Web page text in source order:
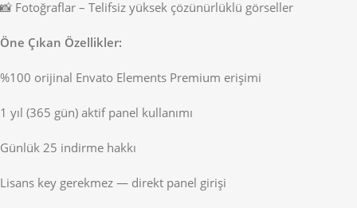
📸 Fotoğraflar – Telifsiz yüksek çözünürlüklü görseller
Öne Çıkan Özellikler:
%100 orijinal Envato Elements Premium erişimi
1 yıl (365 gün) aktif panel kullanımı
Günlük 25 indirme hakkı
Lisans key gerekmez — direkt panel girişi